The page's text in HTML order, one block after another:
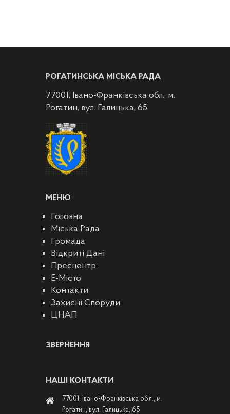
РОГАТИНСЬКА МІСЬКА РАДА
77001, Івано-Франківська обл., м.
Рогатин, вул. Галицька, 65
МЕНЮ
Головна
Міська Рада
Громада
Відкриті Дані
Пресцентр
E-Місто
Контакти
Захисні Споруди
ЦНАП
ЗВЕРНЕННЯ
НАШІ КОНТАКТИ
77001, Івано-Франківська обл., м.
Рогатин, вул. Галицька, 65